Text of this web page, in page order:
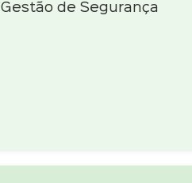
Gestão de Segurança